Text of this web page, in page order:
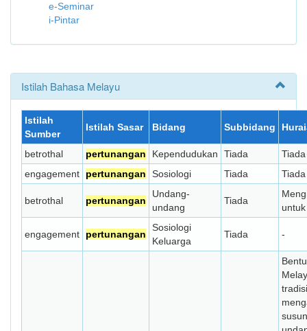
e-Seminar
i-Pintar
Istilah Bahasa Melayu
Istilah
Sumber
Istilah Sasar Bidang Subbidang
betrothal pertunangan Kependudukan Tiada
Tiada
engagement
pertunangan Sosiologi Tiada Tiada
betrothal pertunangan
Undang-
undang
Tiada
engagement pertunangan
Sosiologi
Keluarga
Tiada -